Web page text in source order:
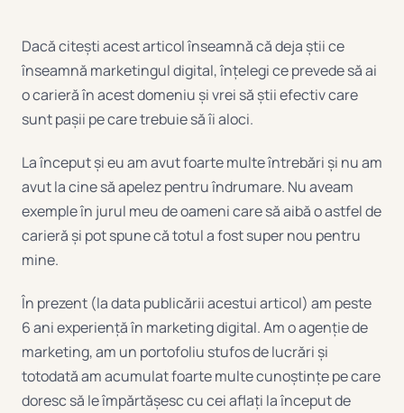
Dacă citești acest articol înseamnă că deja știi ce
înseamnă marketingul digital, înțelegi ce prevede să ai
o carieră în acest domeniu și vrei să știi efectiv care
sunt pașii pe care trebuie să îi aloci.
La început și eu am avut foarte multe întrebări și nu am
avut la cine să apelez pentru îndrumare. Nu aveam
exemple în jurul meu de oameni care să aibă o astfel de
carieră și pot spune că totul a fost super nou pentru
mine.
În prezent (la data publicării acestui articol) am peste
6 ani experiență în marketing digital. Am o agenție de
marketing, am un portofoliu stufos de lucrări și
totodată am acumulat foarte multe cunoștințe pe care
doresc să le împărtășesc cu cei aflați la început de